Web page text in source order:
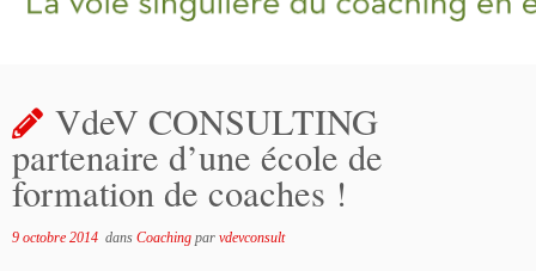
VdeV CONSULTING
partenaire d’une école de
formation de coaches !
9 octobre 2014 dans Coaching par vdevconsult